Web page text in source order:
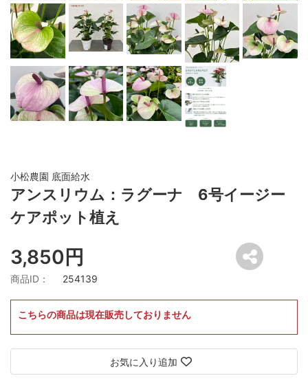
小松農園 底面給水
アンスリウム：ラグーナ 6号イージー
ケアポット植え
3,850円
商品ID： 254139
こちらの商品は現在販売しておりません
お気に入り追加